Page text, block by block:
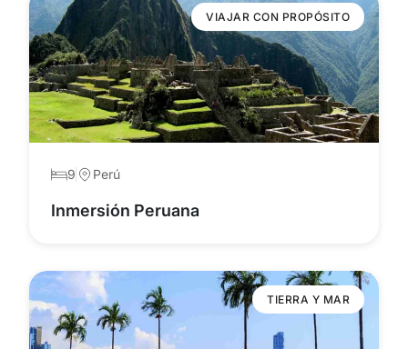
VIAJAR CON PROPÓSITO
9 Perú
Inmersión Peruana
TIERRA Y MAR